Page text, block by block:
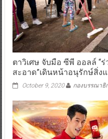
ตาวิเศษ จับมือ ซีพี ออลล์ “
สะอาด”เดินหน้าอนุรักษ์สิ่ง
October 9, 2020 กองบรรณาธิ